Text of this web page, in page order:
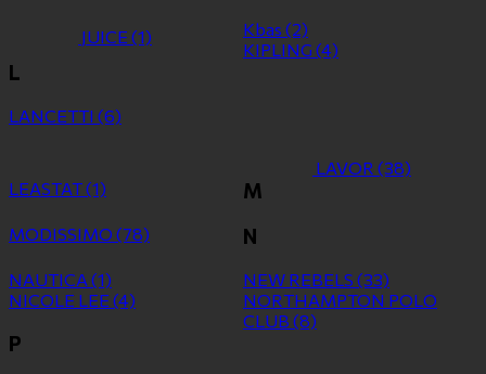
JUICE (1) Kbas (2)
KIPLING (4)
L
LANCETTI (6)
LAVOR (38)
LEASTAT(1) M
MODISSIMO (78) N
NAUTICA (1) NEW REBELS (33)
NICOLE LEE (4)
NORTHAMPTON POLO
CLUB (8)
P